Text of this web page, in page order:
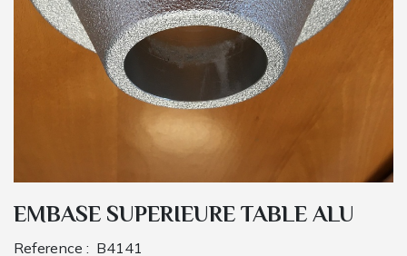
EMBASE SUPERIEURE TABLE ALU
Reference : B4141